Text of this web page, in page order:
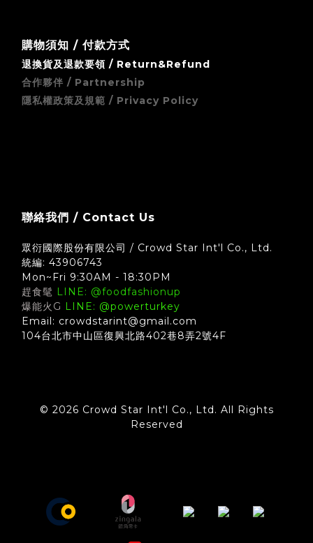
購物須知 / 付款方式
退換貨及退款要領 / Return&Refund
合作夥伴 / Partnership
隱私權政策及規範 / Privacy Policy
聯絡我們 / Contact Us
眾衍國際股份有限公司 / Crowd Star Int'l Co., Ltd.
統編: 43906743
Mon~Fri 9:30AM - 18:30PM
趕食髦 LINE: @foodfashionup
爆能火G LINE: @powerturkey
Email: crowdstarint@gmail.com
104台北市中山區復興北路402巷8弄2號4F
© 2026 Crowd Star Int'l Co., Ltd. All Rights
Reserved